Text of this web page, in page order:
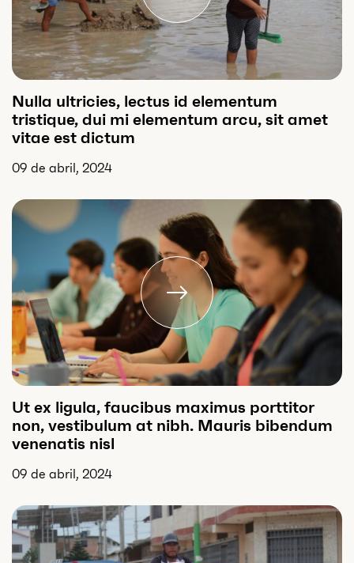
Nulla ultricies, lectus id elementum
tristique, dui mi elementum arcu, sit amet
vitae est dictum
09 de abril, 2024
Ut ex ligula, faucibus maximus porttitor
non, vestibulum at nibh. Mauris bibendum
venenatis nisl
09 de abril, 2024